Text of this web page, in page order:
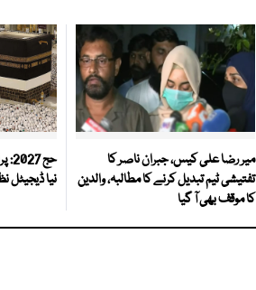
میر رضا علی کیس، جبران ناصر کا
تفتیشی ٹیم تبدیل کرنے کا مطالبہ، والدین
کا موقف بھی آ گیا
حج
نیا ڈیجیٹل